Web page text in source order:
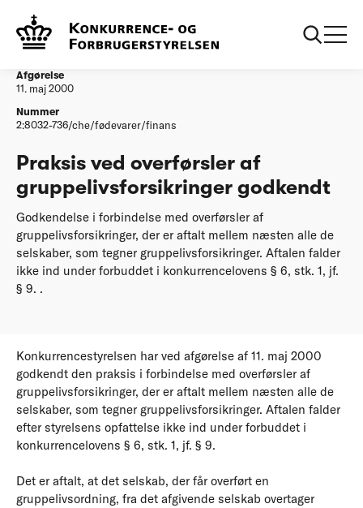
Afgørelser
godkendt
Afgørelse
11. maj 2000
Nummer
2:8032-736/che/fødevarer/finans
Praksis ved overførsler af
gruppelivsforsikringer godkendt
Godkendelse i forbindelse med overførsler af
gruppelivsforsikringer, der er aftalt mellem næsten alle de
selskaber, som tegner gruppelivsforsikringer. Aftalen falder
ikke ind under forbuddet i konkurrencelovens § 6, stk. 1, jf.
§ 9. .
Konkurrencestyrelsen har ved afgørelse af 11. maj 2000
godkendt den praksis i forbindelse med overførsler af
gruppelivsforsikringer, der er aftalt mellem næsten alle de
selskaber, som tegner gruppelivsforsikringer. Aftalen falder
efter styrelsens opfattelse ikke ind under forbuddet i
konkurrencelovens § 6, stk. 1, jf. § 9.
Det er aftalt, at det selskab, der får overført en
gruppelivsordning, fra det afgivende selskab overtager